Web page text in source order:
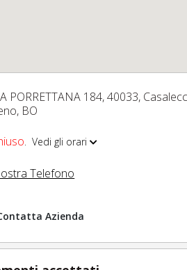
PORRETTANA 184,40033,
BO
. Vedi gli orari
Telefono
Azienda